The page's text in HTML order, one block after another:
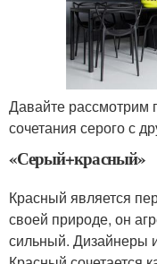
Давайте
сочетания серого с
«Серый+красный»
Красный является
своей природе, он
сильный. Дизайнеры